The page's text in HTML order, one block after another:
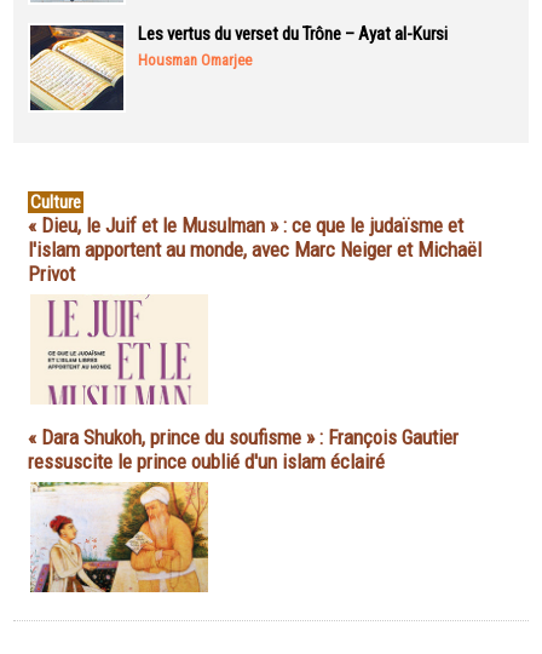
Les vertus du verset du Trône – Ayat al-Kursi
Housman Omarjee
Culture
« Dieu, le Juif et le Musulman » : ce que le judaïsme et
l'islam apportent au monde, avec Marc Neiger et Michaël
Privot
« Dara Shukoh, prince du soufisme » : François Gautier
ressuscite le prince oublié d'un islam éclairé